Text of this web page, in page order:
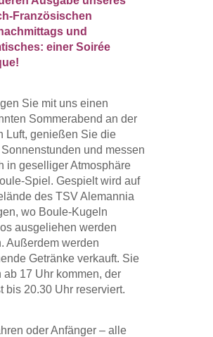
Französischen
und
einer Soirée
Sie mit uns einen
Sommerabend an der
Luft, genießen Sie die
Sonnenstunden und messen
in geselliger Atmosphäre
Spiel. Gespielt wird auf
des TSV Alemannia
wo Boule-Kugeln
ausgeliehen werden
Außerdem werden
Getränke verkauft. Sie
ab 17 Uhr kommen, der
bis 20.30 Uhr reserviert.
oder Anfänger – alle